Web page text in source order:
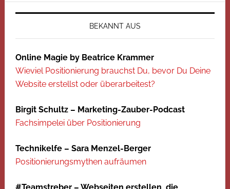
BEKANNT AUS
Online Magie by Beatrice Krammer
Wieviel Positionierung brauchst Du, bevor Du Deine
Website erstellst oder überarbeitest?
Birgit Schultz – Marketing-Zauber-Podcast
Fachsimpelei über Positionierung
Technikelfe – Sara Menzel-Berger
Positionierungsmythen aufräumen